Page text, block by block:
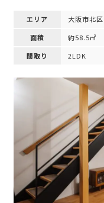
エリア
大阪市北区
面積
約58.5㎡
間取り
2LDK